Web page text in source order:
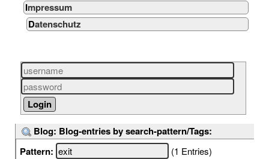
Impressum
Datenschutz
Blog: Blog-entries by search-pattern/Tags:
Pattern:
(1 Entries)